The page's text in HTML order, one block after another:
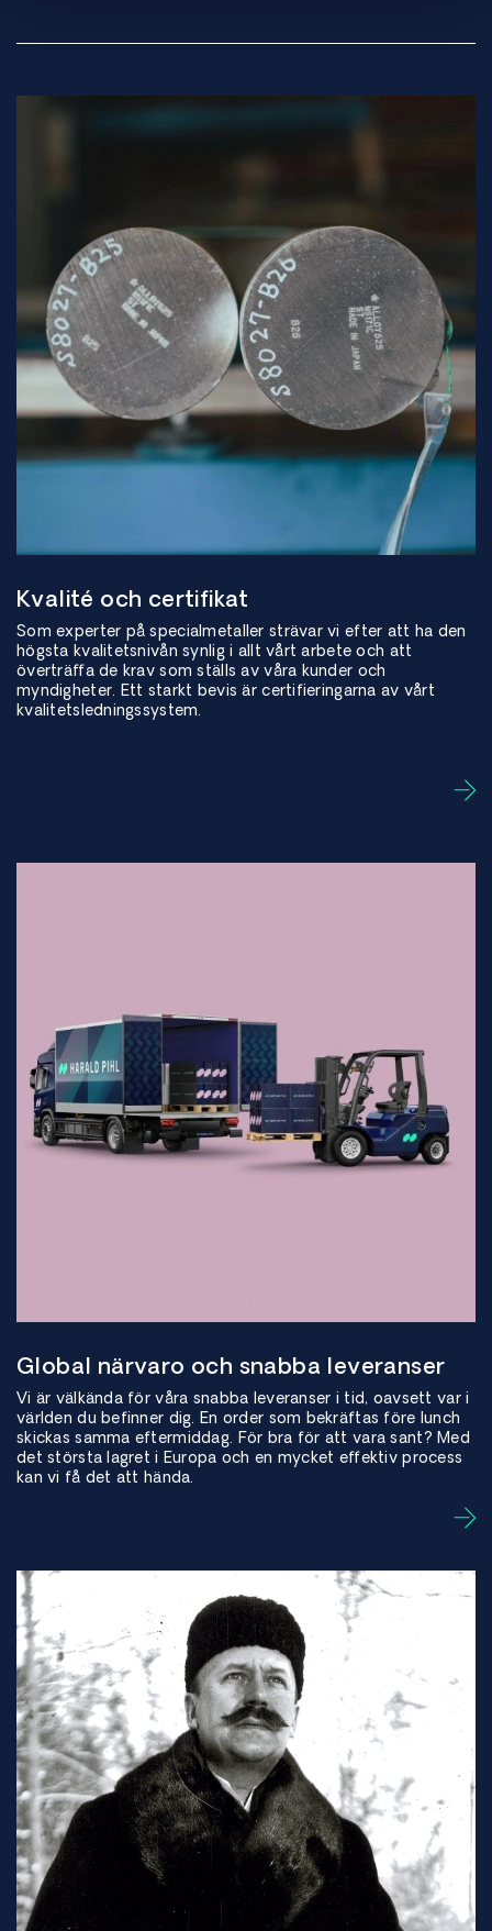
Kvalité och certifikat
Som experter på specialmetaller strävar vi efter att ha den
högsta kvalitetsnivån synlig i allt vårt arbete och att
överträffa de krav som ställs av våra kunder och
myndigheter. Ett starkt bevis är certifieringarna av vårt
kvalitetsledningssystem.
Global närvaro och snabba leveranser
Vi är välkända för våra snabba leveranser i tid, oavsett var i
världen du befinner dig. En order som bekräftas före lunch
skickas samma eftermiddag. För bra för att vara sant? Med
det största lagret i Europa och en mycket effektiv process
kan vi få det att hända.